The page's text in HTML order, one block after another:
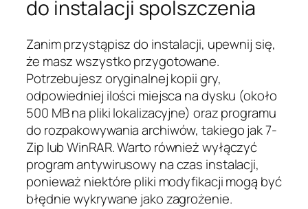
do instalacji spolszczenia
Zanim przystąpisz do instalacji, upewnij się,
że masz wszystko przygotowane.
Potrzebujesz oryginalnej kopii gry,
odpowiedniej ilości miejsca na dysku (około
500 MB na pliki lokalizacyjne) oraz programu
do rozpakowywania archiwów, takiego jak 7-
Zip lub WinRAR. Warto również wyłączyć
program antywirusowy na czas instalacji,
ponieważ niektóre pliki modyfikacji mogą być
błędnie wykrywane jako zagrożenie.